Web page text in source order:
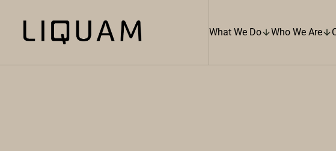
What We Do Who We Are